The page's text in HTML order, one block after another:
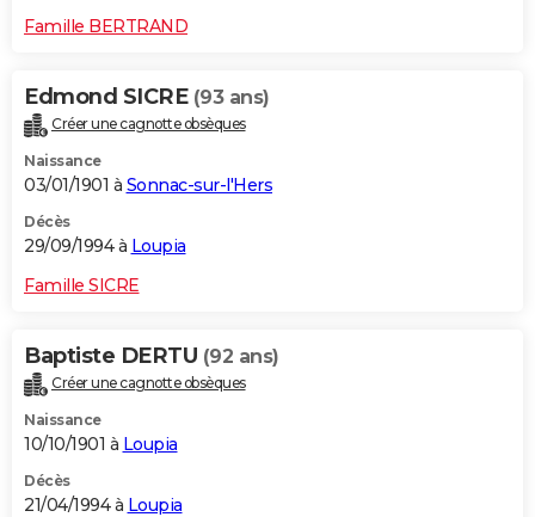
Famille BERTRAND
Edmond SICRE (93 ans)
Créer une cagnotte obsèques
Naissance
03/01/1901 à Sonnac-sur-l'Hers
Décès
29/09/1994 à Loupia
Famille SICRE
Baptiste DERTU (92 ans)
Créer une cagnotte obsèques
Naissance
10/10/1901 à Loupia
Décès
21/04/1994 à Loupia